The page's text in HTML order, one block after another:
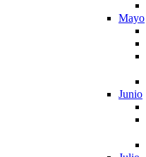
Mayo
Junio